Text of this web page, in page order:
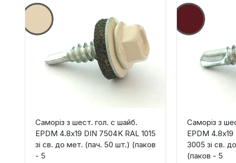
Саморіз з шест. гол. с шайб.
EPDM 4.8х19 DIN 7504K RAL 1015
зі св. до мет. (пач. 50 шт.) (паков
- 5
Саморіз з
EPDM
3005 зі св.
(паков - 5